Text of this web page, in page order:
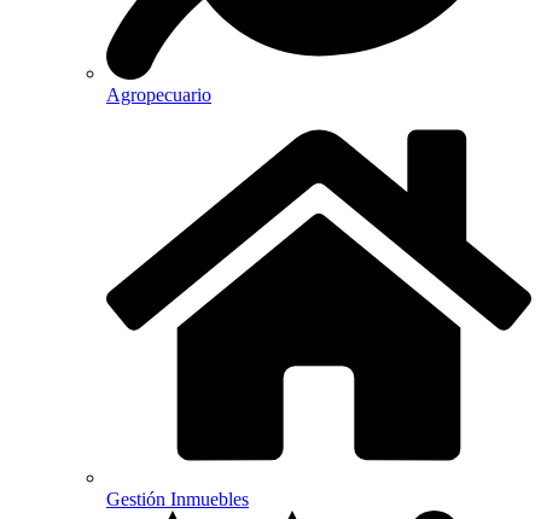
Agropecuario
Gestión Inmuebles